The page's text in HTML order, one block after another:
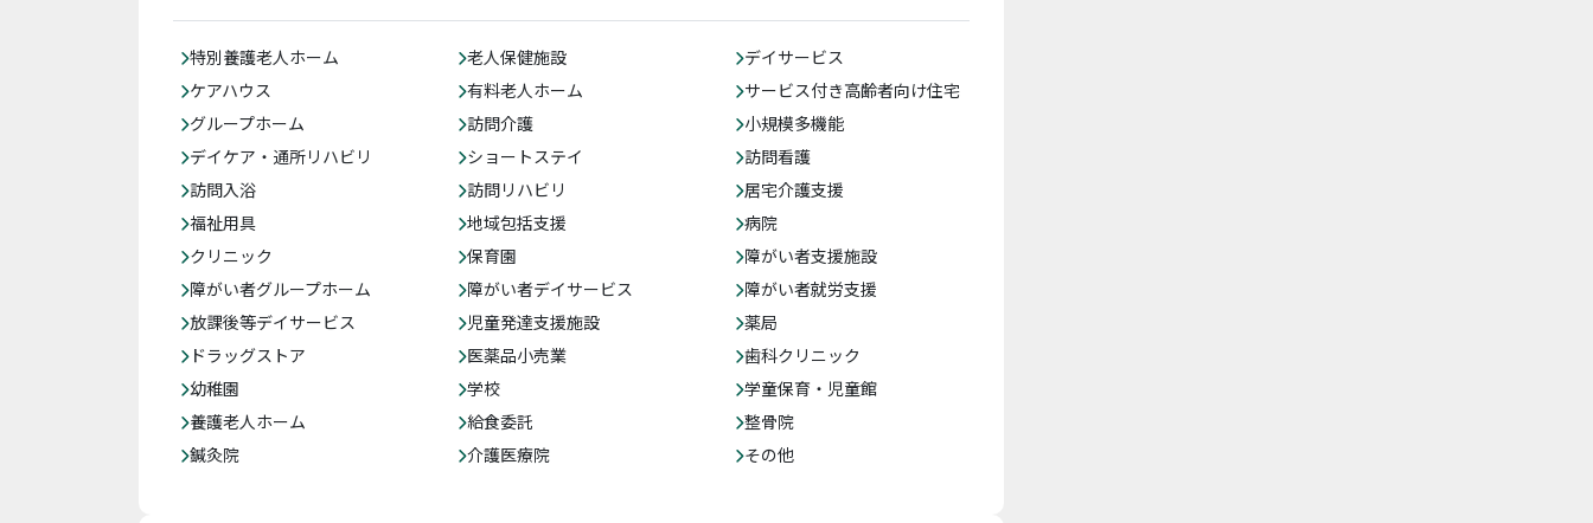
特別養護老人ホーム 老人保健施設
デイサービス
ケアハウス
有料老人ホーム
サービス付き高齢者向け住宅
グループホーム
訪問介護
小規模多機能
デイケア・通所リハビリ
ショートステイ
訪問看護
訪問入浴
訪問リハビリ
居宅介護支援
福祉用具
地域包括支援
病院
クリニック
保育園
障がい者支援施設
障がい者グループホーム
障がい者デイサービス
障がい者就労支援
放課後等デイサービス
児童発達支援施設
薬局
ドラッグストア
医薬品小売業
歯科クリニック
幼稚園
学校
学童保育・児童館
養護老人ホーム
給食委託
整骨院
鍼灸院
介護医療院 その他